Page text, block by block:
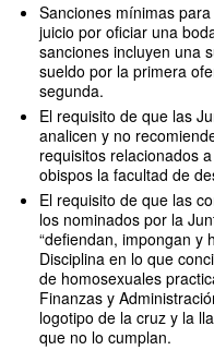
Sanciones mínimas
juicio por oficiar una
sanciones incluyen una
sueldo por la primera
segunda.
El requisito de que las
analicen y no
requisitos relacionados
obispos la facultad de
El requisito de que las
los nominados por la
“defiendan, impongan y
Disciplina en lo que
de homosexuales
Finanzas y
logotipo de la cruz y la
que no lo cumplan.